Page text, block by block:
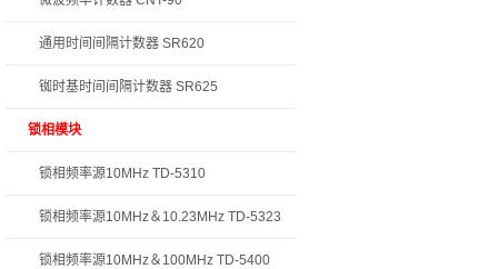
通用时间间隔计数器 SR620
铷时基时间间隔计数器 SR625
锁相模块
锁相频率源10MHz TD-5310
锁相频率源10MHz＆10.23MHz TD-5323
锁相频率源10MHz＆100MHz TD-5400